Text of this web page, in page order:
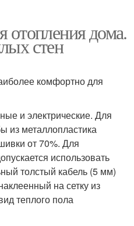
отопления дома.
стен
комфортно для
и электрические. Для
из металлопластика
от 70%. Для
использовать
толстый кабель (5 мм)
на сетку из
теплого пола